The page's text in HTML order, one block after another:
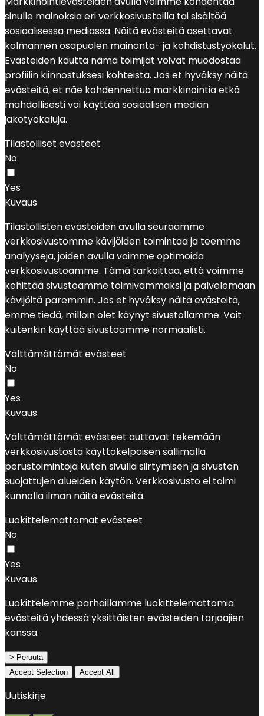
sinulle mainoksia eri verkkosivustoilla tai sisältöä
sosiaalisessa mediassa. Näitä evästeitä asettavat
kolmannen osapuolen mainonta- ja kohdistustyökalut.
Evästeiden kautta nämä toimijat voivat muodostaa
profiilin kiinnostuksesi kohteista. Jos et hyväksy näitä
evästeitä, et näe kohdennettua markkinointia etkä
mahdollisesti voi käyttää sosiaalisen median
jakotyökaluja.
Tilastolliset evästeet
No
Yes
Kuvaus
Tilastollisten evästeiden avulla seuraamme
verkkosivustomme kävijöiden toimintaa ja teemme
analyyseja, joiden avulla voimme optimoida
verkkosivustoamme. Tämä tarkoittaa, että voimme
kehittää sivustoamme toimivammaksi ja palvelemaan
kävijöitä paremmin. Jos et hyväksy näitä evästeitä,
emme tiedä, milloin olet käynyt sivustollamme. Voit
kuitenkin käyttää sivustoamme normaalisti.
Välttämättömät evästeet
No
Yes
Kuvaus
Välttämättömät evästeet auttavat tekemään
verkkosivustosta käyttökelpoisen sallimalla
perustoimintoja kuten sivulla siirtymisen ja sivuston
suojattujen alueiden käytön. Verkkosivusto ei toimi
kunnolla ilman näitä evästeitä.
Luokittelemattomat evästeet
No
Yes
Kuvaus
Luokittelemme parhaillamme luokittelemattomia
evästeitä yhdessä yksittäisten evästeiden tarjoajien
kanssa.
> Peruuta
Accept Selection
Accept All
Uutiskirje